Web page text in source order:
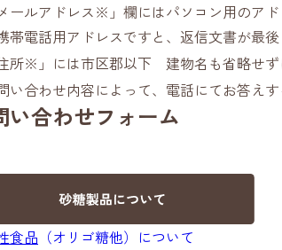
メールアドレス※」欄にはパソコン用のアド
携帯電話用アドレスですと、返信文書が最
住所※」には市区郡以下 建物名も省略せず
い合わせ内容によって、電話にてお答え
い合わせフォーム
食品 （オリゴ糖他）について